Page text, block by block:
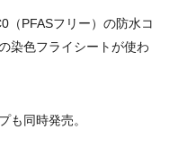
（PFASフリー）の防水コ
染色フライシートが使わ
も同時発売。